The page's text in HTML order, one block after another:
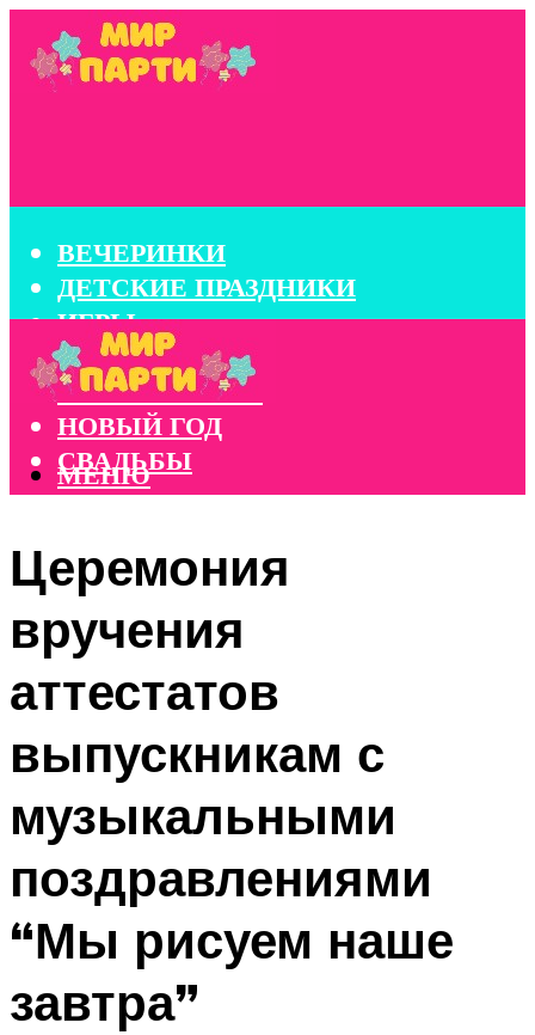
ВЕЧЕРИНКИ
ДЕТСКИЕ ПРАЗДНИКИ
ИГРЫ
КОНКУРСЫ
КОРПОРАТИВЫ
НОВЫЙ ГОД
СВАДЬБЫ
МЕНЮ
Церемония
вручения
аттестатов
выпускникам с
музыкальными
поздравлениями
“Мы рисуем наше
завтра”